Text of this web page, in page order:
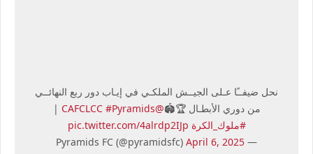
نحل ضيفــًا عـلى الجيــش الملكـي في إيـاب دور ربع النهائــي
من دوري الأبطـال 🏆🏟️@CAFCLCC
#Pyramids
|
#ملوك_الكرة pic.twitter.com/4alrdp2IJp
— Pyramids FC (@pyramidsfc)
April 6, 2025